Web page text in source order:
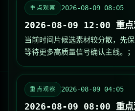
休市期间，「链上...
重点观察 2026-08-09 08:05
2026-08-09 12:00 重点
当前时间片候选素材较分散，先保
等待更多高质量信号确认主线。
异动，单日涨超200%后，近1小
仓量激增 BlockBeats 消息，
生态...
重点观察 2026-08-09 04:05
2026-08-09 08:00 重点